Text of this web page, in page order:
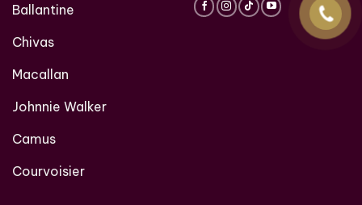
Ballantine
Chivas
Macallan
Johnnie Walker
Camus
Courvoisier